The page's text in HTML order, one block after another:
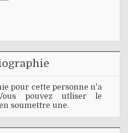
pour cette personne n'a
pouvez utliser le
soumettre une.